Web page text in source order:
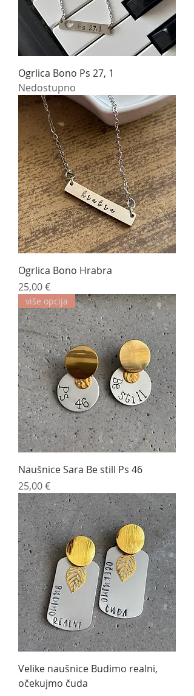
Ogrlica Bono Ps 27, 1
Nedostupno
Ogrlica Bono Hrabra
Cijena
25,00 €
više opcija
Naušnice Sara Be still Ps 46
Cijena
25,00 €
Velike naušnice Budimo realni,
očekujmo čuda